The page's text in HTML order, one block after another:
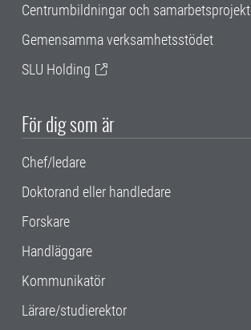
Centrumbildningar och samarbetsprojekt
Gemensamma verksamhetsstödet
SLU Holding
För dig som är
Chef/ledare
Doktorand eller handledare
Forskare
Handläggare
Kommunikatör
Lärare/studierektor